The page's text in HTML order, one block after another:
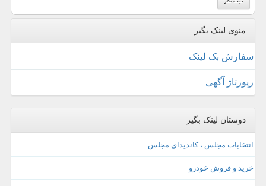
منوی لینک بگیر
سفارش بک لینک
رپورتاژ آگهی
دوستان لینک بگیر
انتخابات مجلس ، کاندیدای مجلس
خرید و فروش خودرو